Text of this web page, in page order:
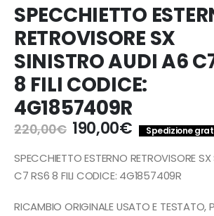
SPECCHIETTO
RETROVISORE SX
SINISTRO AUDI A6
8 FILI CODICE:
4G1857409R
220,00€ Il
prezzo
originale
era:
190,00€Il
prezzo
attuale
è:
Spedizione
SPECCHIETTO ESTERNO RETROVISORE
C7 RS6 8 FILI CODICE: 4G1857409R
RICAMBIO ORIGINALE USATO E TESTATO,